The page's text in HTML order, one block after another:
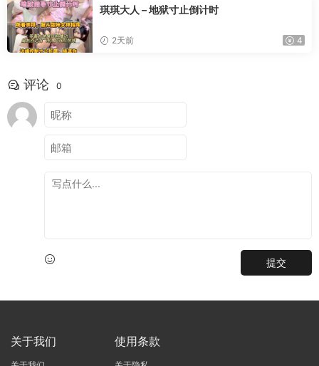
琪琪大人 – 地狱寸止倒计时
2天前 4
评论 0
提交
关于我们 使用条款